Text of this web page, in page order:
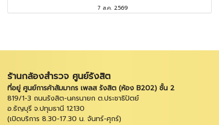
7 ส.ค. 2569
ร้านกล้องสำรวจ ศูนย์รังสิต
ที่อยู่ ศูนย์การค้าสัมมากร เพลส รังสิต (ห้อง B202) ชั้น 2
819/1-3 ถนนรังสิต-นครนายก ต.ประชาธิปัตย์
อ.ธัญบุรี จ.ปทุมธานี 12130
(เปิดบริการ 8.30-17.30 น. จันทร์-ศุกร์)